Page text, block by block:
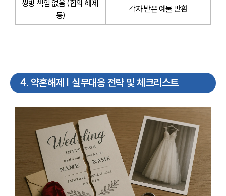
쌍방 책임 없음 (합의 해제
등)
각자 받은 예물 반환
4. 약혼해제 | 실무대응 전략 및 체크리스트